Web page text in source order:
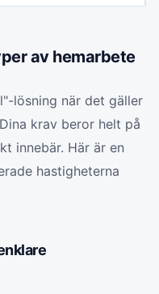
av hemarbete
lösning när det gäller
krav beror helt på
innebär. Här är en
hastigheterna